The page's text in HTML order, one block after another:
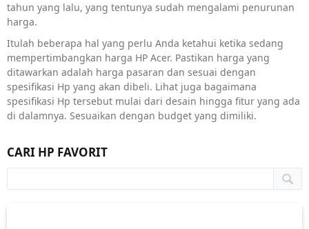
tahun yang lalu, yang tentunya sudah mengalami penurunan
harga.
Itulah beberapa hal yang perlu Anda ketahui ketika sedang
mempertimbangkan harga HP Acer. Pastikan harga yang
ditawarkan adalah harga pasaran dan sesuai dengan
spesifikasi Hp yang akan dibeli. Lihat juga bagaimana
spesifikasi Hp tersebut mulai dari desain hingga fitur yang ada
di dalamnya. Sesuaikan dengan budget yang dimiliki.
CARI HP FAVORIT